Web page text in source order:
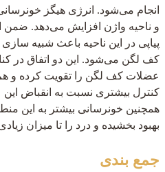
انجام می‌شود. انرژی هیگز
و ناحیه واژن افزایش می‌دهد. ضمن
پیاپی در این ناحیه باعث شبیه
کف لگن می‌شود. این دو اتفاق در
عضلات کف لگن را تقویت کرده و
کنترل بیشتری نسبت به انقباض
همچنین خونرسانی بیشتر به این
بهبود بخشیده و درد را تا میزان
جمع بندی